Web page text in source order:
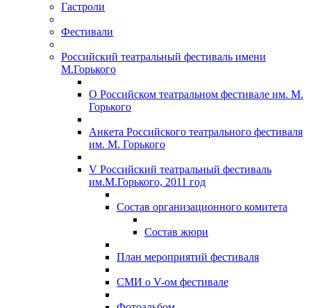
Гастроли
Фестивали
Российский театральный фестиваль имени
М.Горького
О Российском театральном фестивале им. М.
Горького
Анкета Российского театрального фестиваля
им. М. Горького
V Российский театральный фестиваль
им.М.Горького, 2011 год
Состав организационного комитета
Состав жюри
План мероприятий фестиваля
СМИ о V-ом фестивале